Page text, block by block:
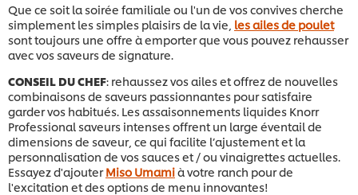
Que ce soit la soirée familiale ou l'un de vos convives cherche
simplement les simples plaisirs de la vie, les ailes de poulet
sont toujours une offre à emporter que vous pouvez rehausser
avec vos saveurs de signature.
CONSEIL DU CHEF: rehaussez vos ailes et offrez de nouvelles
combinaisons de saveurs passionnantes pour satisfaire
garder vos habitués. Les assaisonnements liquides Knorr
Professional saveurs intenses offrent un large éventail de
dimensions de saveur, ce qui facilite l’ajustement et la
personnalisation de vos sauces et / ou vinaigrettes actuelles.
Essayez d'ajouterMiso Umamià votre ranch pour de
l'excitation et des options de menu innovantes!